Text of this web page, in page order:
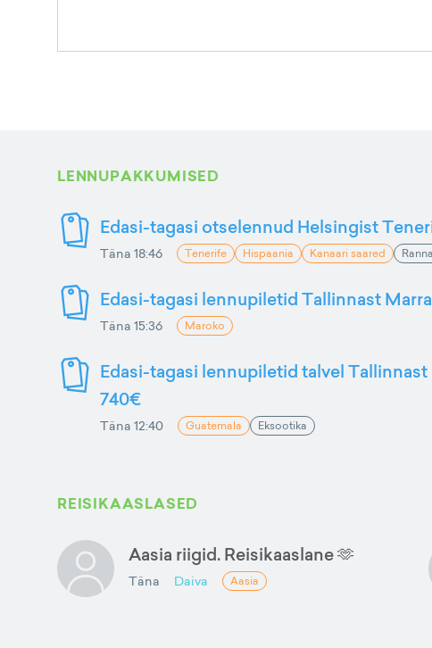
LENNUPAKKUMISED
Edasi-tagasi otselennud Helsingist
Täna 18:46 Tenerife Hispaania Kanaari saared
Edasi-tagasi lennupiletid Tallinnast
Täna 15:36 Maroko
Edasi-tagasi lennupiletid talvel Tallinnast
740€
Täna 12:40 Guatemala Eksootika
REISIKAASLASED
Aasia riigid. Reisikaaslane 🫶
Täna Daiva Aasia